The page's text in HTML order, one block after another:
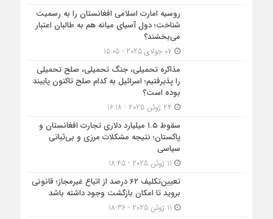
روسیه امارت اسلامی افغانستان را به رسمیت
شناخت؛ دول آسیای میانه هم به طالبان اعتبار
می‎‌بخشند؟
مذاکره تحمیلی، جنگ تحمیلی، صلح تحمیلی
را پذیرفتیم؛ اسرائیل به کدام صلح تاکنون پایبند
بوده است؟
سقوط ۱.۵ میلیارد دلاری تجارت افغانستان و
پاکستان؛ نتیجه مشکلات مرزی و بی‌ثباتی
سیاسی
تعیین‌تکلیف ۶۲ درصد از اتباع غیرمجاز؛ قانونی
بروید تا امکان بازگشت وجود داشته باشد